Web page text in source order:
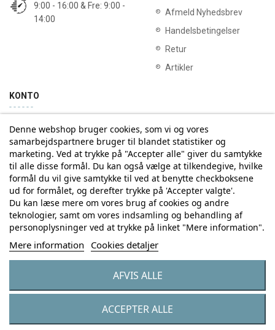
9:00 - 16:00 & Fre: 9:00 -
14:00
Afmeld Nyhedsbrev
Handelsbetingelser
Retur
Artikler
KONTO
Min konto Ordrehistorik
Tilmelding til Nyhedsbrev
Vi deler aldrig din email-adresse med tredjepart
Tilmeld
Denne webshop bruger cookies, som vi og vores
samarbejdspartnere bruger til blandet statistiker og
marketing. Ved at trykke på "Accepter alle" giver du samtykke
til alle disse formål. Du kan også vælge at tilkendegive, hvilke
formål du vil give samtykke til ved at benytte checkboksene
ud for formålet, og derefter trykke på 'Accepter valgte'.
Du kan læse mere om vores brug af cookies og andre
teknologier, samt om vores indsamling og behandling af
personoplysninger ved at trykke på linket "Mere information".
Mere information Cookies detaljer
AFVIS ALLE
ACCEPTER ALLE